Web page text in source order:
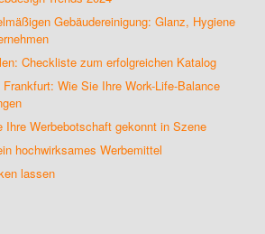
Gebäudereinigung: Glanz, Hygiene
Checkliste zum erfolgreichen Katalog
Wie Sie Ihre Work-Life-Balance
Werbebotschaft gekonnt in Szene
hochwirksames Werbemittel
lassen